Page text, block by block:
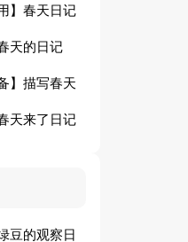
7篇
】春天日记
天的日记
】描写春天
篇
天来了日记
豆的观察日